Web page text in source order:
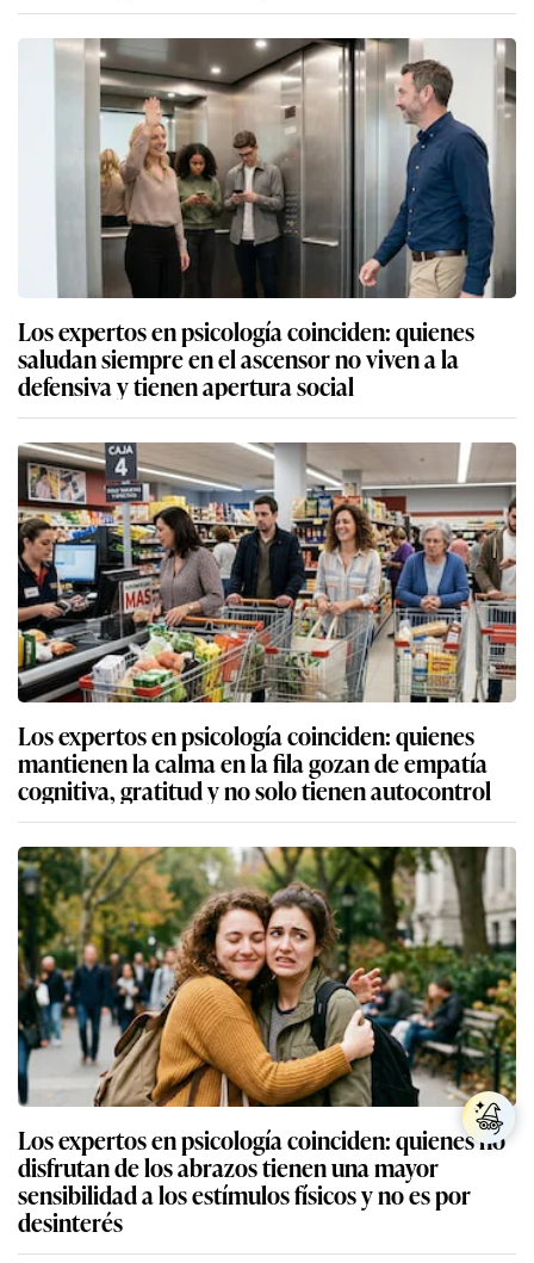
Los expertos en psicología coinciden: quienes
saludan siempre en el ascensor no viven a la
defensiva y tienen apertura social
Los expertos en psicología coinciden: quienes
mantienen la calma en la fila gozan de empatía
cognitiva, gratitud y no solo tienen autocontrol
Los expertos en psicología coinciden: quienes no
disfrutan de los abrazos tienen una mayor
sensibilidad a los estímulos físicos y no es por
desinterés